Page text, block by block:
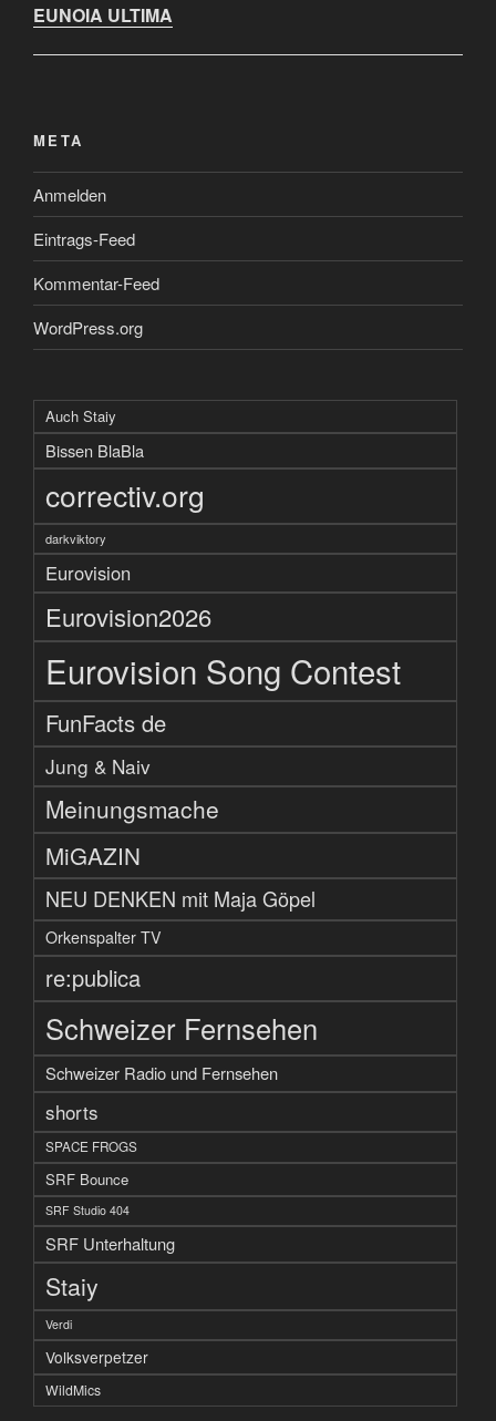
EUNOIA ULTIMA
META
Anmelden
Eintrags-Feed
Kommentar-Feed
WordPress.org
Auch Staiy
Bissen BlaBla
correctiv.org
darkviktory
Eurovision
Eurovision2026
Eurovision Song Contest
FunFacts de
Jung & Naiv
Meinungsmache
MiGAZIN
NEU DENKEN mit Maja Göpel
Orkenspalter TV
re:publica
Schweizer Fernsehen
Schweizer Radio und Fernsehen
shorts
SPACE FROGS
SRF Bounce
SRF Studio 404
SRF Unterhaltung
Staiy
Verdi
Volksverpetzer
WildMics